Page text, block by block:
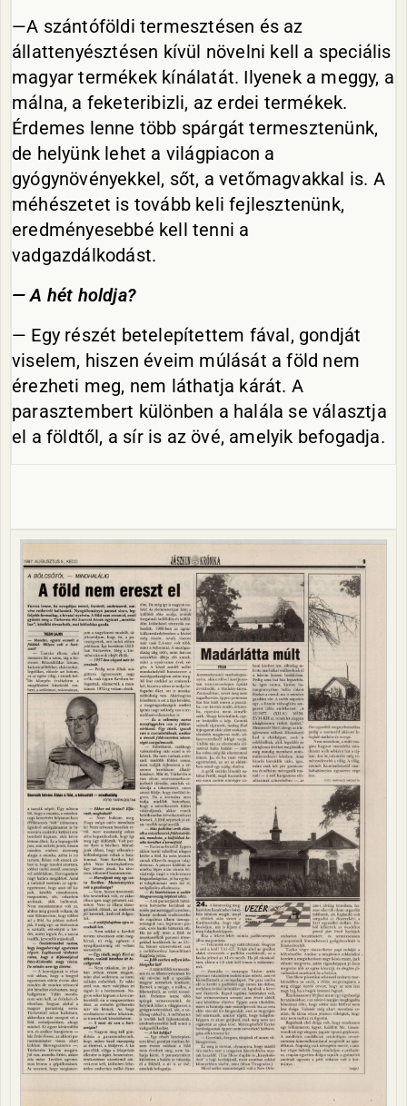
—A szántóföldi termesztésen és az
állattenyésztésen kívül növelni kell a speciális
magyar termékek kínálatát. Ilyenek a meggy, a
málna, a feketeribizli, az erdei termékek.
Érdemes lenne több spárgát termesztenünk,
de helyünk lehet a világpiacon a
gyógynövényekkel, sőt, a vetőmagvakkal is. A
méhészetet is tovább keli fejlesztenünk,
eredményesebbé kell tenni a
vadgazdálkodást.
— A hét holdja?
— Egy részét betelepítettem fával, gondját
viselem, hiszen éveim múlását a föld nem
érezheti meg, nem láthatja kárát. A
parasztembert különben a halála se választja
el a földtől, a sír is az övé, amelyik befogadja.